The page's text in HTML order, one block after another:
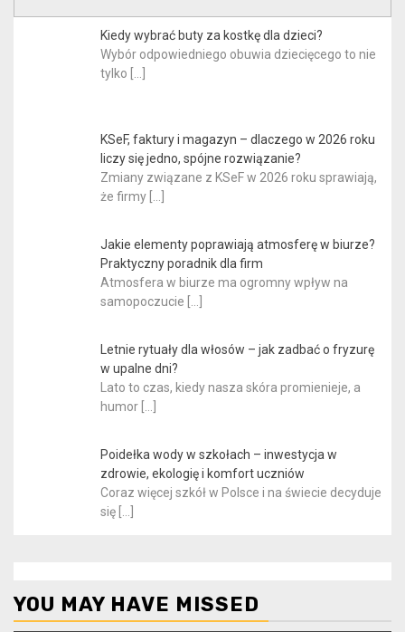
Kiedy wybrać buty za kostkę dla dzieci?
Wybór odpowiedniego obuwia dziecięcego to nie
tylko
KSeF, faktury i magazyn – dlaczego w 2026 roku
liczy się jedno, spójne rozwiązanie?
Zmiany związane z KSeF w 2026 roku sprawiają,
że firmy […]
Jakie elementy poprawiają atmosferę w biurze?
Praktyczny poradnik dla firm
Atmosfera w biurze ma ogromny wpływ na
samopoczucie
Letnie rytuały dla włosów – jak zadbać o fryzurę
w upalne dni?
Lato to czas, kiedy nasza skóra promienieje, a
humor
Poidełka wody w szkołach – inwestycja w
zdrowie, ekologię i komfort uczniów
Coraz więcej szkół w Polsce i na świecie decyduje
się […]
YOU MAY HAVE MISSED